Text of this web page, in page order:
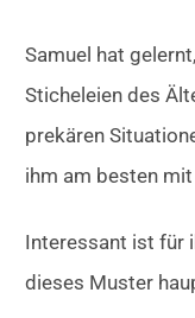
Samuel hat
Sticheleien des
prekären
ihm am besten
Interessant ist für
dieses Muster